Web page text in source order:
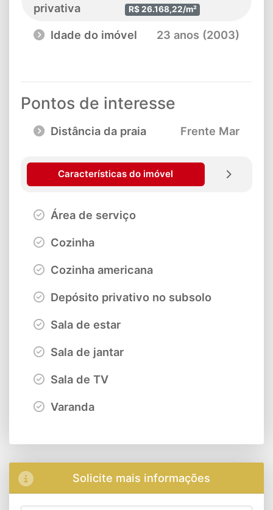
privativa
R$ 26.168,22/m²
Idade do imóvel 23 anos (2003)
Pontos de interesse
Distância da praia Frente Mar
Características do imóvel
Área de serviço
Cozinha
Cozinha americana
Depósito privativo no subsolo
Sala de estar
Sala de jantar
Sala de TV
Varanda
Solicite mais informações